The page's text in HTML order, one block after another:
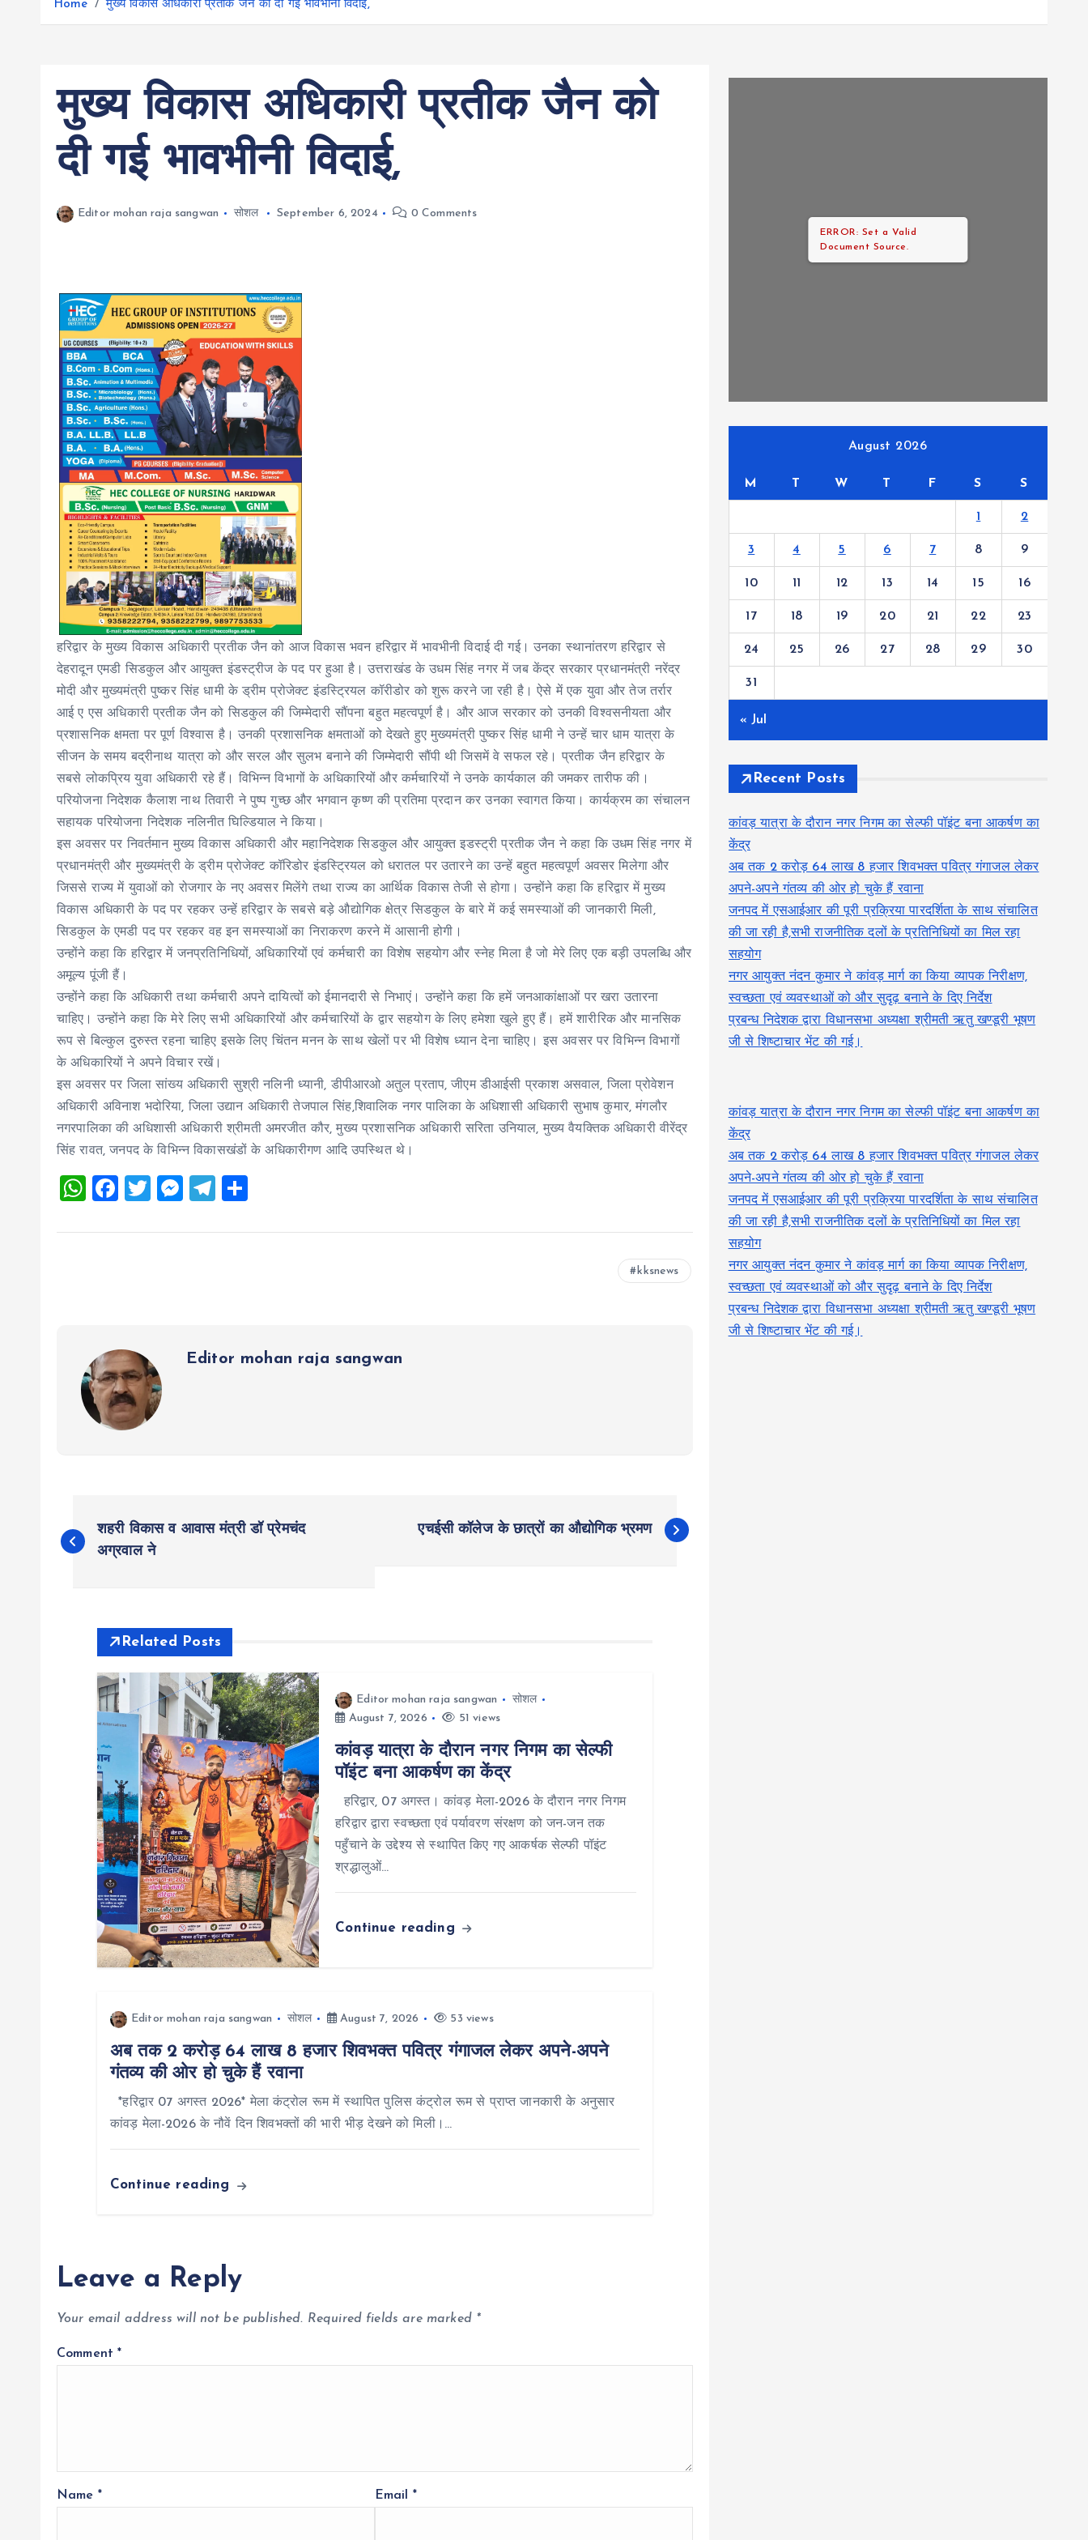
Home मुख्य विकास अधिकारी प्रतीक जैन को दी गई भावभीनी विदाई,
मुख्य विकास अधिकारी प्रतीक जैन को
दी गई भावभीनी विदाई,
Editor mohan raja sangwan सोशल September 6, 2024 0 Comments
हरिद्वार के मुख्य विकास अधिकारी प्रतीक जैन को आज विकास भवन हरिद्वार में भावभीनी विदाई दी गई। उनका स्थानांतरण हरिद्वार से
देहरादून एमडी सिडकुल और आयुक्त इंडस्ट्रीज के पद पर हुआ है। उत्तराखंड के उधम सिंह नगर में जब केंद्र सरकार प्रधानमंत्री नरेंद्र
मोदी और मुख्यमंत्री पुष्कर सिंह धामी के ड्रीम प्रोजेक्ट इंडस्ट्रियल कॉरीडोर को शुरू करने जा रही है। ऐसे में एक युवा और तेज तर्रार
आई ए एस अधिकारी प्रतीक जैन को सिडकुल की जिम्मेदारी सौंपना बहुत महत्वपूर्ण है। और आज सरकार को उनकी विश्वसनीयता और
प्रशासनिक क्षमता पर पूर्ण विश्वास है। उनकी प्रशासनिक क्षमताओं को देखते हुए मुख्यमंत्री पुष्कर सिंह धामी ने उन्हें चार धाम यात्रा के
सीजन के समय बद्रीनाथ यात्रा को और सरल और सुलभ बनाने की जिम्मेदारी सौंपी थी जिसमें वे सफल रहे। प्रतीक जैन हरिद्वार के
सबसे लोकप्रिय युवा अधिकारी रहे हैं। विभिन्न विभागों के अधिकारियों और कर्मचारियों ने उनके कार्यकाल की जमकर तारीफ की।
परियोजना निदेशक कैलाश नाथ तिवारी ने पुष्प गुच्छ और भगवान कृष्ण की प्रतिमा प्रदान कर उनका स्वागत किया। कार्यक्रम का संचालन
सहायक परियोजना निदेशक नलिनीत घिल्डियाल ने किया।
इस अवसर पर निवर्तमान मुख्य विकास अधिकारी और महानिदेशक सिडकुल और आयुक्त इडस्ट्री प्रतीक जैन ने कहा कि उधम सिंह नगर में
प्रधानमंत्री और मुख्यमंत्री के ड्रीम प्रोजेक्ट कॉरिडोर इंडस्ट्रियल को धरातल पर उतारने का उन्हें बहुत महत्वपूर्ण अवसर मिलेगा और
जिससे राज्य में युवाओं को रोजगार के नए अवसर मिलेंगे तथा राज्य का आर्थिक विकास तेजी से होगा। उन्होंने कहा कि हरिद्वार में मुख्य
विकास अधिकारी के पद पर रहकर उन्हें हरिद्वार के सबसे बड़े औद्योगिक क्षेत्र सिडकुल के बारे में कई समस्याओं की जानकारी मिली,
सिडकुल के एमडी पद पर रहकर वह इन समस्याओं का निराकरण करने में आसानी होगी।
उन्होंने कहा कि हरिद्वार में जनप्रतिनिधियों, अधिकारियों एवं कर्मचारी का विशेष सहयोग और स्नेह मिला है जो मेरे लिए एक बड़ी उपलब्धि और
अमूल्य पूंजी हैं।
उन्होंने कहा कि अधिकारी तथा कर्मचारी अपने दायित्वों को ईमानदारी से निभाएं। उन्होंने कहा कि हमें जनआकांक्षाओं पर खरा उतारना
चाहिए। उन्होंने कहा कि मेरे लिए सभी अधिकारियों और कर्मचारियों के द्वार सहयोग के लिए हमेशा खुले हुए हैं। हमें शारीरिक और मानसिक
रूप से बिल्कुल दुरुस्त रहना चाहिए इसके लिए चिंतन मनन के साथ खेलों पर भी विशेष ध्यान देना चाहिए। इस अवसर पर विभिन्न विभागों
के अधिकारियों ने अपने विचार रखें।
इस अवसर पर जिला सांख्य अधिकारी सुश्री नलिनी ध्यानी, डीपीआरओ अतुल प्रताप, जीएम डीआईसी प्रकाश असवाल, जिला प्रोवेशन
अधिकारी अविनाश भदोरिया, जिला उद्यान अधिकारी तेजपाल सिंह,शिवालिक नगर पालिका के अधिशासी अधिकारी सुभाष कुमार, मंगलौर
नगरपालिका की अधिशासी अधिकारी श्रीमती अमरजीत कौर, मुख्य प्रशासनिक अधिकारी सरिता उनियाल, मुख्य वैयक्तिक अधिकारी वीरेंद्र
सिंह रावत, जनपद के विभिन्न विकासखंडों के अधिकारीगण आदि उपस्थित थे।
W
at
F
ce
k
T
tt
M
se
T
e
a
kksnews
Editor mohan raja sangwan
o
शहरी विकास व आवास मंत्री डॉ प्रेमचंद
अग्रवाल ने
एचईसी कॉलेज के छात्रों का औद्योगिक भ्रमण
Related Posts
Editor mohan raja sangwan
सोशल
August 7, 2026
51 views
कांवड़ यात्रा के दौरान नगर निगम का सेल्फी
पॉइंट बना आकर्षण का केंद्र
हरिद्वार, 07 अगस्त। कांवड़ मेला-2026 के दौरान नगर निगम
हरिद्वार द्वारा स्वच्छता एवं पर्यावरण संरक्षण को जन-जन तक
पहुँचाने के उद्देश्य से स्थापित किए गए आकर्षक सेल्फी पॉइंट
श्रद्धालुओं…
Continue reading
Editor mohan raja sangwan सोशल August 7, 2026 53 views
अब तक 2 करोड़ 64 लाख 8 हजार शिवभक्त पवित्र गंगाजल लेकर अपने-अपने
गंतव्य की ओर हो चुके हैं रवाना
*हरिद्वार 07 अगस्त 2026* मेला कंट्रोल रूम में स्थापित पुलिस कंट्रोल रूम से प्राप्त जानकारी के अनुसार
कांवड़ मेला-2026 के नौवें दिन शिवभक्तों की भारी भीड़ देखने को मिली।…
Continue reading
Leave a Reply
Your email address will not be published. Required fields are marked *
Comment*
Name * Email *
ERROR: Set a Valid
Document Source.
August 2026
M T W T F S S
1 2
3 4 5 6 7 8 9
10 11 12 13 14 15 16
17 18 19 20 21 22 23
24 25 26 27 28 29 30
31
« Jul
Recent Posts
कांवड़ यात्रा के दौरान नगर निगम का सेल्फी पॉइंट बना आकर्षण का
केंद्र
अब तक 2 करोड़ 64 लाख 8 हजार शिवभक्त पवित्र गंगाजल लेकर
अपने-अपने गंतव्य की ओर हो चुके हैं रवाना
जनपद में एसआईआर की पूरी प्रक्रिया पारदर्शिता के साथ संचालित
की जा रही है,सभी राजनीतिक दलों के प्रतिनिधियों का मिल रहा
सहयोग
नगर आयुक्त नंदन कुमार ने कांवड़ मार्ग का किया व्यापक निरीक्षण,
स्वच्छता एवं व्यवस्थाओं को और सुदृढ़ बनाने के दिए निर्देश
प्रबन्ध निदेशक द्वारा विधानसभा अध्यक्षा श्रीमती ऋतु खण्डूरी भूषण
जी से शिष्टाचार भेंट की गई।
कांवड़ यात्रा के दौरान नगर निगम का सेल्फी पॉइंट बना आकर्षण का
केंद्र
अब तक 2 करोड़ 64 लाख 8 हजार शिवभक्त पवित्र गंगाजल लेकर
अपने-अपने गंतव्य की ओर हो चुके हैं रवाना
जनपद में एसआईआर की पूरी प्रक्रिया पारदर्शिता के साथ संचालित
की जा रही है,सभी राजनीतिक दलों के प्रतिनिधियों का मिल रहा
सहयोग
नगर आयुक्त नंदन कुमार ने कांवड़ मार्ग का किया व्यापक निरीक्षण,
स्वच्छता एवं व्यवस्थाओं को और सुदृढ़ बनाने के दिए निर्देश
प्रबन्ध निदेशक द्वारा विधानसभा अध्यक्षा श्रीमती ऋतु खण्डूरी भूषण
जी से शिष्टाचार भेंट की गई।